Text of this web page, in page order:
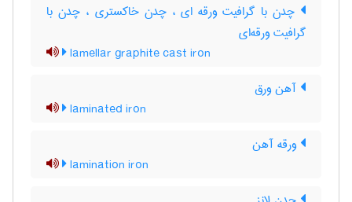
چدن با گرافیت ورقه ای ، چدن خاکستری ، چدن با
گرافیت ورقه‌ای
lamellar graphite cast iron
آهن ورق
laminated iron
ورقه آهن
lamination iron